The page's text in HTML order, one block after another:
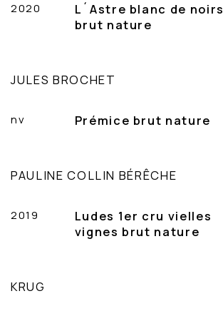
2020
L´Astre blanc de noirs
brut nature
JULES BROCHET
nv Prémice brut nature
PAULINE COLLIN BÉRÊCHE
2019
Ludes 1er cru vielles
vignes brut nature
KRUG